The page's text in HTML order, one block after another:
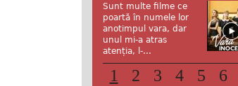
Sunt multe filme ce
poartă în numele lor
anotimpul vara, dar
unul mi-a atras
atenția, l-...
1 2 3 4 5 6